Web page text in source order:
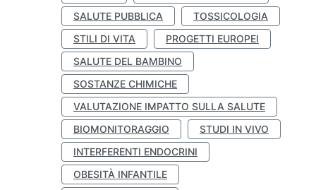
SALUTE PUBBLICA
TOSSICOLOGIA
STILI DI VITA
PROGETTI EUROPEI
SALUTE DEL BAMBINO
SOSTANZE CHIMICHE
VALUTAZIONE IMPATTO SULLA SALUTE
BIOMONITORAGGIO
STUDI IN VIVO
INTERFERENTI ENDOCRINI
OBESITÀ INFANTILE